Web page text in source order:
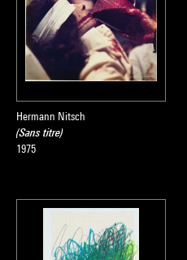
sous la direction de Sophie
2007
Hermann Nitsch
(Sans titre)
1975